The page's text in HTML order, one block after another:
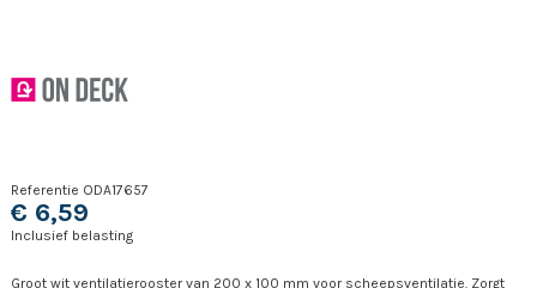
Referentie ODA17657
€ 6,59
Inclusief belasting
Groot wit ventilatierooster van 200 x 100 mm voor scheepsventilatie. Zorgt